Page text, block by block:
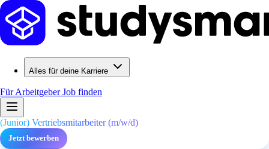
Alles für deine Karriere
Für ArbeitgeberJob finden
(Junior) Vertriebsmitarbeiter (m/w/d)
Jetzt bewerben